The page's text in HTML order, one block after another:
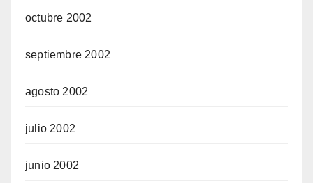
octubre 2002
septiembre 2002
agosto 2002
julio 2002
junio 2002